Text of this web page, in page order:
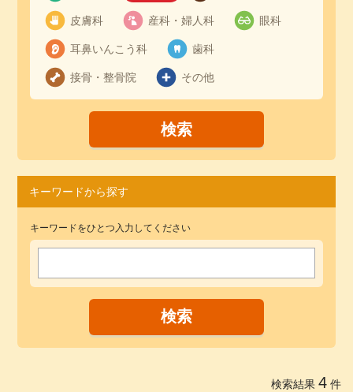
皮膚科 産科・婦人科 眼科
耳鼻いんこう科 歯科
接骨・整骨院 その他
キーワードから探す
キーワードをひとつ入力してください
検索結果 4 件